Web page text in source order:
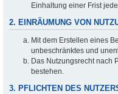
Einhaltung einer Frist
2. EINRÄUMUNG VON
Mit dem Erstellen eines
unbeschränktes und
Das Nutzungsrecht nach
bestehen.
3. PFLICHTEN DES